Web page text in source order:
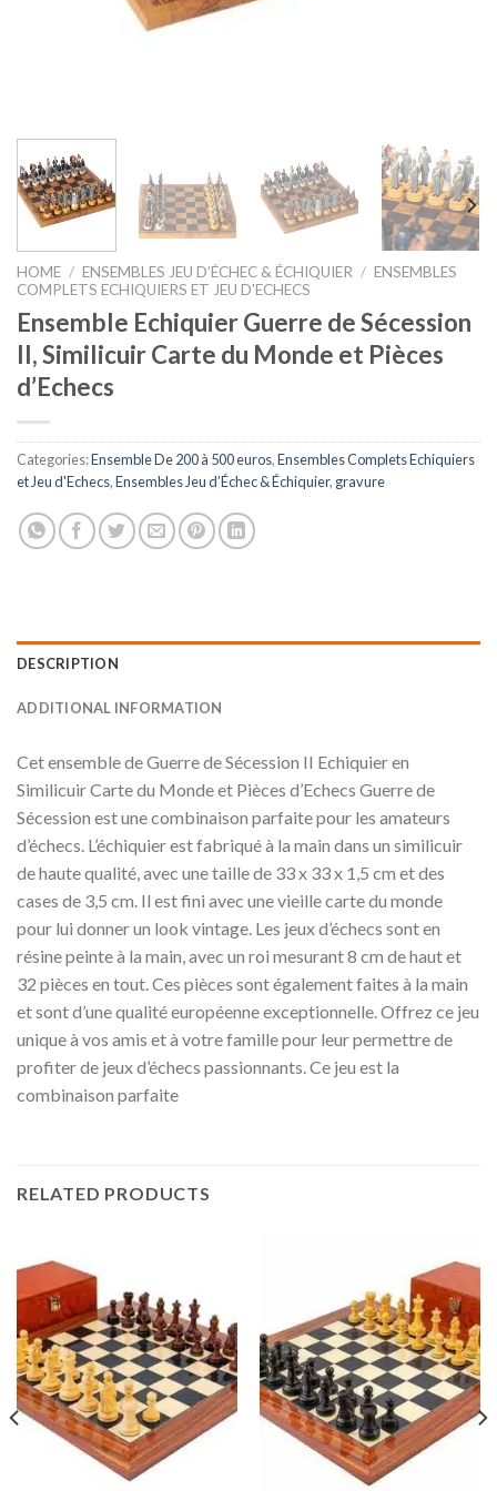
HOME / ENSEMBLES JEU D’ÉCHEC & ÉCHIQUIER / ENSEMBLES
COMPLETS ECHIQUIERS ET JEU D'ECHECS
Ensemble Echiquier Guerre de Sécession
II, Similicuir Carte du Monde et Pièces
d’Echecs
Categories:Ensemble De 200 à 500 euros,Ensembles Complets Echiquiers
et Jeu d'Echecs,Ensembles Jeu d’Échec & Échiquier, gravure
DESCRIPTION
ADDITIONAL INFORMATION
Cet ensemble de Guerre de Sécession II Echiquier en
Similicuir Carte du Monde et Pièces d’Echecs Guerre de
Sécession est une combinaison parfaite pour les amateurs
d’échecs. L’échiquier est fabriqué à la main dans un similicuir
de haute qualité, avec une taille de 33 x 33 x 1,5 cm et des
cases de 3,5 cm. Il est fini avec une vieille carte du monde
pour lui donner un look vintage. Les jeux d’échecs sont en
résine peinte à la main, avec un roi mesurant 8 cm de haut et
32 pièces en tout. Ces pièces sont également faites à la main
et sont d’une qualité européenne exceptionnelle. Offrez ce jeu
unique à vos amis et à votre famille pour leur permettre de
profiter de jeux d’échecs passionnants. Ce jeu est la
combinaison parfaite
RELATED PRODUCTS